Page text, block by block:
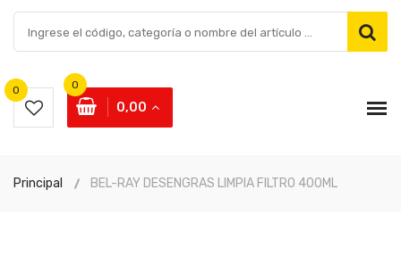
0
0,00
0
Principal BEL-RAY DESENGRAS LIMPIA FILTRO 400ML